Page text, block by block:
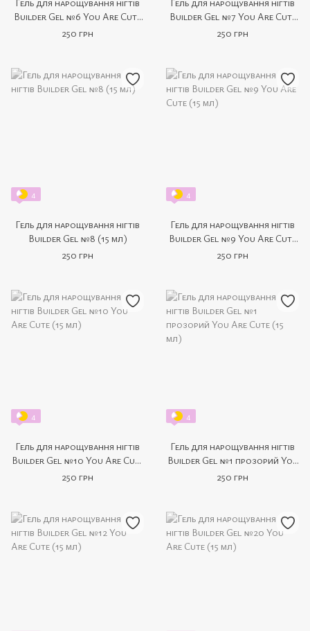
Builder Gel №6 You Are Cute
(15 мл)
250 грн
Builder Gel №7 You Are Cute
(15 мл)
250 грн
4
Гель для нарощування нігтів
Builder Gel №8 (15 мл)
250 грн
4
Гель для нарощування нігтів
Builder Gel №9 You Are Cute
(15 мл)
250 грн
4
Гель для нарощування нігтів
Builder Gel №10 You Are Cute
(15 мл)
250 грн
4
Гель для нарощування нігтів
Builder Gel №1 прозорий You
Are Cute (15 мл)
250 грн